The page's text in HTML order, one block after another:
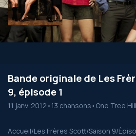
Bande originale de Les
9, épisode 1
11 janv. 2012 • 13 chansons • One Tree Hill
Accueil/Les Frères Scott/Saison 9/